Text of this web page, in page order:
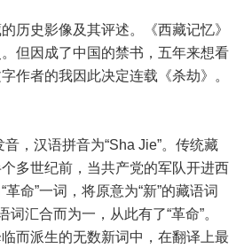
历史影像及其评述。《西藏记忆》
但因成了中国的禁书，五年来想看
作者的我因此决定连载《杀劫》。
音，汉语拼音为“Sha Jie”。传统藏
多世纪前，当共产党的军队开进西
命”一词，将原意为“新”的藏语词
词汇合而为一，从此有了“革命”。
而派生的无数新词中，在翻译上最